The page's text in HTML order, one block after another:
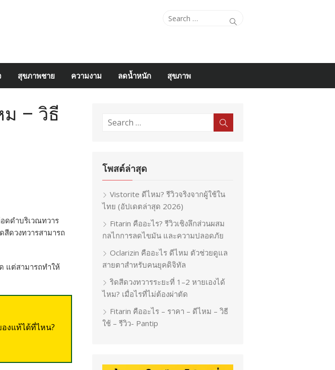
Search
Search
สุขภาพชาย ความงาม ลดน้ำหนัก สุขภาพ
ม – วิธี
ดดำบริเวณทวาร
ดวงทวารสามารถ
แต่สามารถทำให้
งแท้ได้ที่ไหน?
Search
Search
โพสต์ล่าสุด
Vistorite ดีไหม? รีวิวจริงจากผู้ใช้ใน
ไทย (อัปเดตล่าสุด 2026)
Fitarin คืออะไร? รีวิวเชิงลึกส่วนผสม
กลไกการลดไขมัน และความปลอดภัย
Oclarizin คืออะไร ดีไหม ตัวช่วยดูแล
สายตาสำหรับคนยุคดิจิทัล
ริดสีดวงทวารระยะที่ 1–2 หายเองได้
ไหม? เมื่อไรที่ไม่ต้องผ่าตัด
Fitarin คืออะไร – ราคา – ดีไหม – วิธี
ใช้ – รีวิว- Pantip